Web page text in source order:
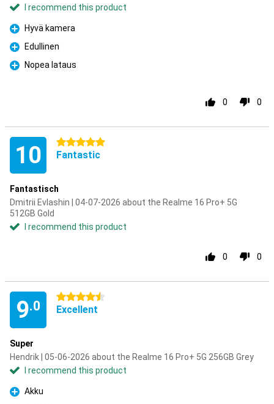
I recommend this product
Pro
Hyvä kamera
Pro
Edullinen
Pro
Nopea lataus
0 0
10 5 stars
Fantastic
Fantastisch
Dmitrii Evlashin | 04-07-2026 about the Realme 16 Pro+ 5G
512GB Gold
I recommend this product
0 0
9.0
4.5 stars
Excellent
Super
Hendrik | 05-06-2026 about the Realme 16 Pro+ 5G 256GB Grey
I recommend this product
Pro
Akku